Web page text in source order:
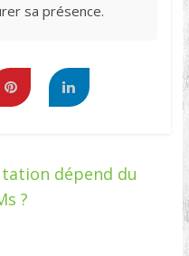
sa présence.
dépend du
?